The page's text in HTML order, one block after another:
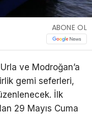
ABONE OL
ve Modroğan’a
gemi seferleri,
İlk
29 Mayıs Cuma